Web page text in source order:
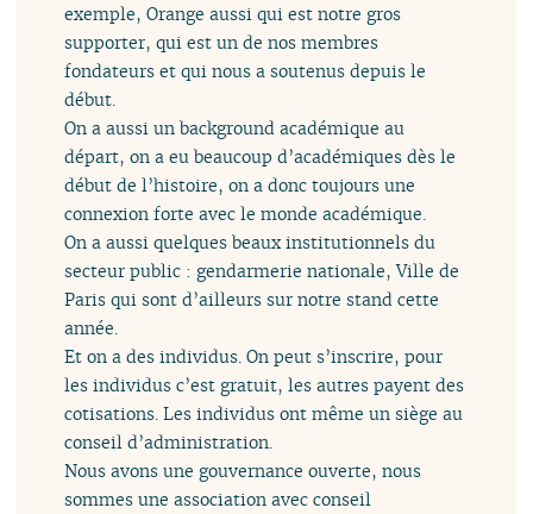
exemple, Orange aussi qui est notre gros
supporter, qui est un de nos membres
fondateurs et qui nous a soutenus depuis le
début.
On a aussi un background académique au
départ, on a eu beaucoup d’académiques dès le
début de l’histoire, on a donc toujours une
connexion forte avec le monde académique.
On a aussi quelques beaux institutionnels du
secteur public : gendarmerie nationale, Ville de
Paris qui sont d’ailleurs sur notre stand cette
année.
Et on a des individus. On peut s’inscrire, pour
les individus c’est gratuit, les autres payent des
cotisations. Les individus ont même un siège au
conseil d’administration.
Nous avons une gouvernance ouverte, nous
sommes une association avec conseil